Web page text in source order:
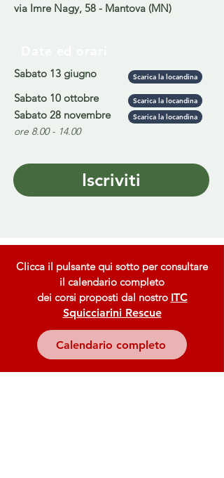
via Imre Nagy, 58 - Mantova (MN)
Sabato 13 giugno
Sabato 10 ottobre
Sabato 28 novembre
ore 8.00 - 14.00
Scarica la locandina
Scarica la locandina
Scarica la locandina
Iscriviti
Clicca il pulsante qui sotto per consultare
il calendario completo
dei corsi proposti dal nostro ITC
Squicciarini Rescue
Calendario completo